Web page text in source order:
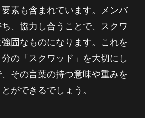
素も含まれています。メンバ
、協力し合うことで、スクワ
固なものになります。これを
の「スクワッド」を大切にし
その言葉の持つ意味や重みを
ができるでしょう。